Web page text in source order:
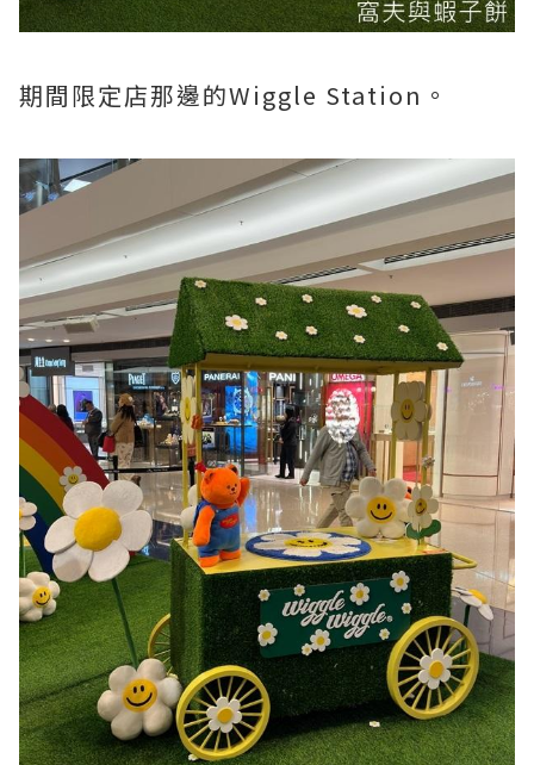
期間限定店那邊的Wiggle Station。